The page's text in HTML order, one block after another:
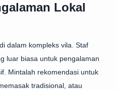
Lokal
dalam kompleks vila. Staf
luar biasa untuk pengalaman
Mintalah rekomendasi untuk
tradisional, atau